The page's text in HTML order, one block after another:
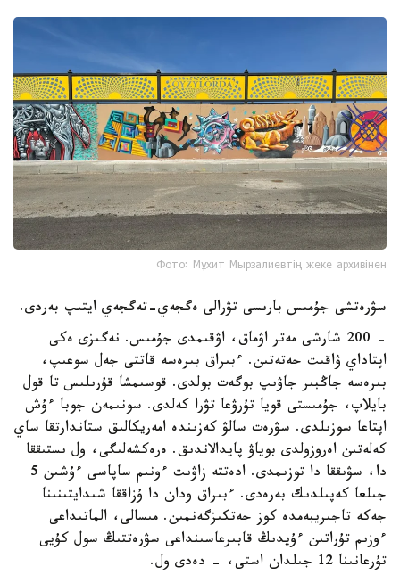
Фото: Мұхит Мырзалиевтің жеке архивінен
سۋرەتشى جۇمىس بارىسى تۋرالى ەگجەي-تەگجەي ايتىپ بەردى.
- 200 شارشى مەتر اۋماق، اۋقىمدى جۇمىس. نەگىزى ەكى
اپتاداي ۋاقىت جەتەتىن. ءبىراق بىرەسە قاتتى جەل سوعىپ،
بىرەسە جاڭبىر جاۋىپ بوگەت بولدى. قوسىمشا قۇرىلىس تا قول
بايلاپ، جۇمىستى قويا تۇرۋعا تۋرا كەلدى. سونىمەن جوبا ءۇش
اپتاعا سوزىلدى. سۋرەت سالۋ كەزىندە امەريكالىق ستاندارتقا ساي
كەلەتىن اەروزولدى بوياۋ پايدالاندىق. ەرەكشەلىگى، ول ىستىققا
دا، سۋىققا دا توزىمدى. ادەتتە زاۋىت ءونىم ساپاسى ءۇشىن 5
جىلعا كەپىلدىك بەرەدى. ءبىراق ودان دا ۇزاققا شىدايتىنىنا
جەكە تاجىريبەمدە كوز جەتكىزگەنمىن. مىسالى، الماتىداعى
ءوزىم تۇراتىن ءۇيدىڭ قابىرعاسىنداعى سۋرەتتىڭ سول كۇيى
تۇرعانىنا 12 جىلدان استى، - دەدى ول.